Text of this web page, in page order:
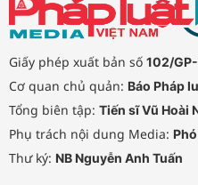
Giấy phép xuất bản số 102/
Cơ quan chủ quản: Báo Pháp
Tổng biên tập: Tiến sĩ Vũ Hoài
Phụ trách nội dung Media:
Thư ký: NB Nguyễn Anh Tuấn